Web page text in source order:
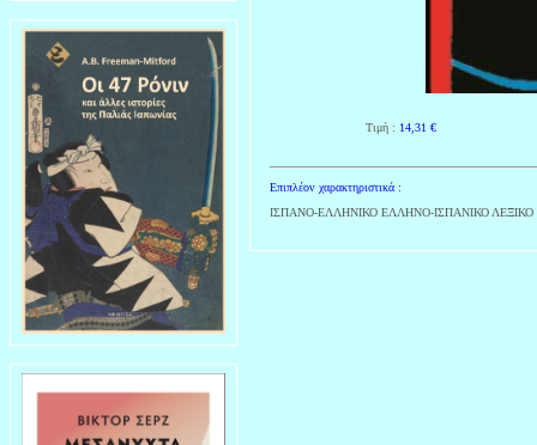
Τιμή : 14,31 €
Επιπλέον χαρακτηριστικά :
ΙΣΠΑΝΟ-ΕΛΛΗΝΙΚΟ ΕΛΛΗΝΟ-ΙΣΠΑΝΙΚΟ ΛΕΞΙΚΟ